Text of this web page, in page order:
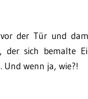
der Tür und
der sich bemalte
Und wenn ja, wie?!